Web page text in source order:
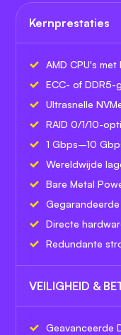
Kernprestaties
AMD CPU's
ECC- of DDR5-
Ultrasnelle
RAID 0/1/10-
1 Gbps–10
Wereldwijde
Bare Metal
Directe
Redundante
VEILIGHEID &
Geavanceerde